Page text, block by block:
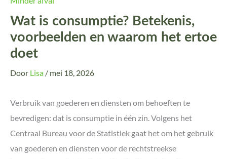
Wat is consumptie? Betekenis,
voorbeelden en waarom het ertoe
doet
Door Lisa / mei 18, 2026
Verbruik van goederen en diensten om behoeften te
bevredigen: dat is consumptie in één zin. Volgens het
Centraal Bureau voor de Statistiek gaat het om het gebruik
van goederen en diensten voor de rechtstreekse